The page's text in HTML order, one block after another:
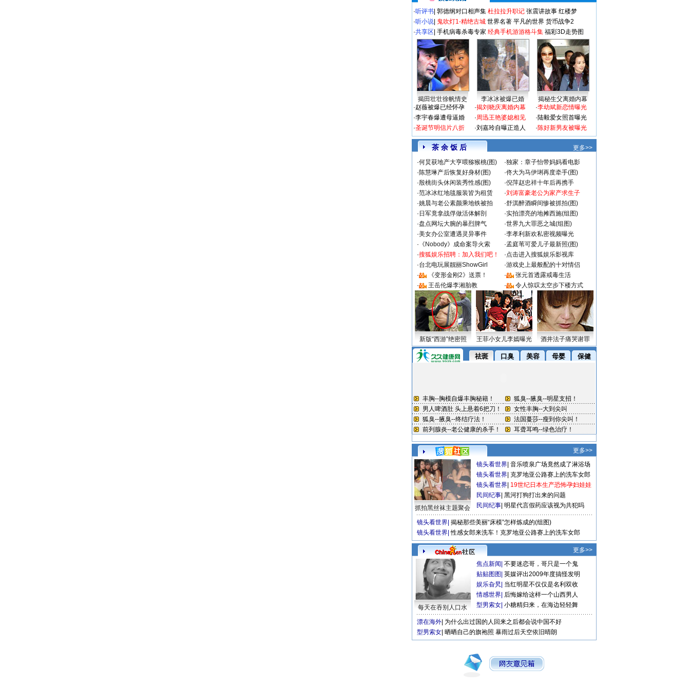
·听评书 郭德纲对口相声集 杜拉拉升职记 张震讲故事 红楼梦
·听小说 鬼吹灯1-精绝古城 世界名著 平凡的世界 货币战争2
·共享区 手机病毒杀毒专家 经典手机游游格斗集 福彩3D走势图
揭田壮壮徐帆情史 李冰冰被爆已婚
揭秘生父离婚内幕
·赵薇被爆已经怀孕
·李宇春爆遭母逼婚
·圣诞节明信片八折
·揭刘晓庆离婚内幕
·周迅王艳婆媳相见
·刘嘉玲自曝正造人
·李幼斌新恋情曝光
·陆毅爱女照首曝光
·陈好新男友被曝光
茶 余 饭 后
更多>>
·何炅获地产大亨喂猕猴桃(图) ·独家：章子怡带妈妈看电影
·陈慧琳产后恢复好身材(图) ·佟大为马伊琍再度牵手(图)
·殷桃街头休闲装秀性感(图) ·倪萍赵忠祥十年后再携手
·范冰冰红地毯服装皆为租赁 ·刘涛富豪老公为家产求生子
·姚晨与老公素颜乘地铁被拍 ·舒淇醉酒瞬间惨被抓拍(图)
· 日军竟拿战俘做活体解剖 ·实拍漂亮的地摊西施(组图)
·盘点网坛大腕的暴烈脾气 ·世界九大罪恶之城(组图)
·美女办公室遭遇灵异事件 ·李孝利新欢私密视频曝光
· 《Nobody》成命案导火索 ·孟庭苇可爱儿子最新照(图)
·搜狐娱乐招聘：加入我们吧！ ·点击进入搜狐娱乐影视库
·台北电玩展靓丽ShowGirl ·游戏史上最般配的十对情侣
·
《变形金刚2》送票！ ·
张元首透露戒毒生活
·
王岳伦爆李湘胎教 · 令人惊叹太空步下楼方式
新版“西游”绝密照 王菲小女儿李嫣曝光 酒井法子痛哭谢罪
更多>>
抓拍黑丝袜主题聚会
镜头看世界 音乐喷泉广场竟然成了淋浴场
镜头看世界 克罗地亚公路赛上的洗车女郎
镜头看世界 19世纪日本生产恐怖孕妇娃娃
民间纪事 黑河打狗打出来的问题
民间纪事 明星代言假药应该视为共犯吗
镜头看世界 揭秘那些美丽“床模”怎样炼成的(组图)
镜头看世界 性感女郎来洗车！克罗地亚公路赛上的洗车女郎
更多>>
每天在吞别人口水
焦点新闻 不要迷恋哥，哥只是一个鬼
贴贴图图 英媒评出2009年度搞怪发明
娱乐旮旯 当红明星不仅仅是名利双收
情感世界 后悔嫁给这样一个山西男人
型男索女 小糖精归来，在海边轻轻舞
漂在海外 为什么出过国的人回来之后都会说中国不好
型男索女 晒晒自己的旗袍照 暴雨过后天空依旧晴朗